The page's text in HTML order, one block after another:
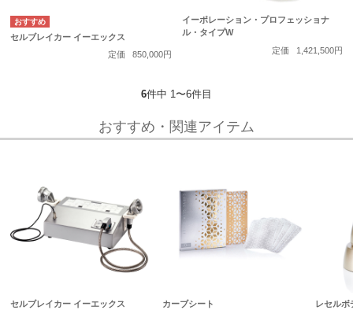
セルブレイカー イーエックス
定価
850,000円
イーポレーション・プロフェッショナ
ル・タイプW
定価
1,421,500円
6件中 1〜6件目
おすすめ・関連アイテム
セルブレイカー イーエックス
カーブシート
レセルボ